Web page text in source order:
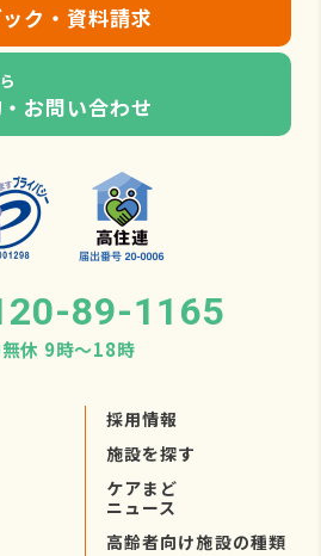
ク・資料請求
お問い合わせ
89-1165
休 9時〜18時
採用情報
施設を探す
ケアまど
ニュース
高齢者向け施設の種類